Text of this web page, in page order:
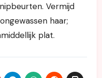
Vermijd
haar;
plat.